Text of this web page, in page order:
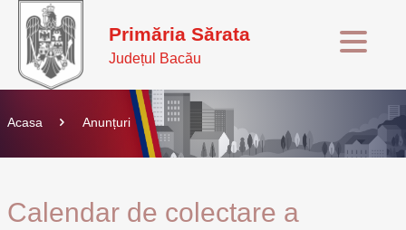
Primăria Sărata
Județul Bacău
Acasa Anunțuri
Calendar de colectare a